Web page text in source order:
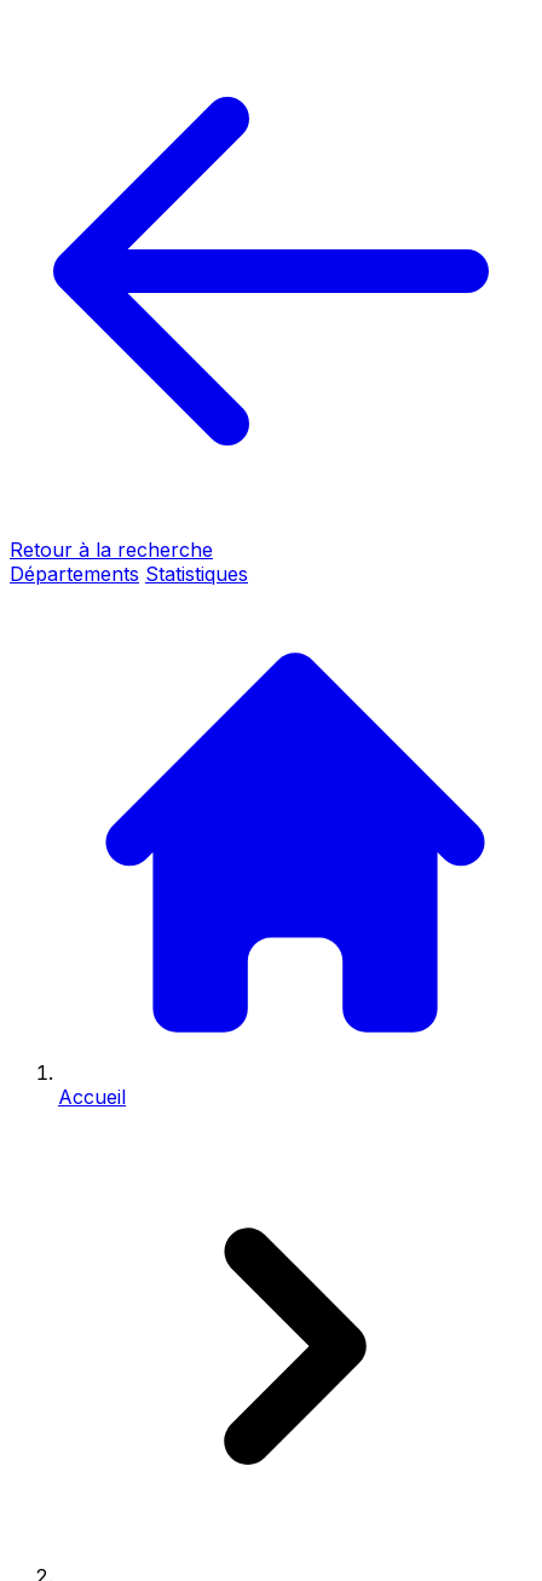
Retour à la recherche
Départements Statistiques
Accueil